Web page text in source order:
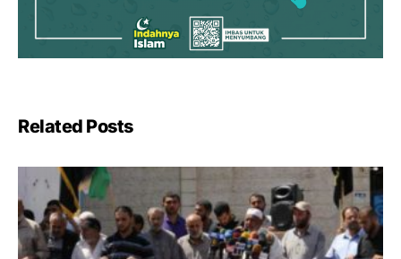
Related Posts